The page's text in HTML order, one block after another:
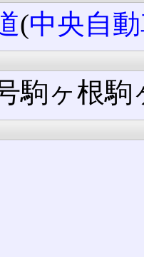
(中央自
駒ヶ根駒